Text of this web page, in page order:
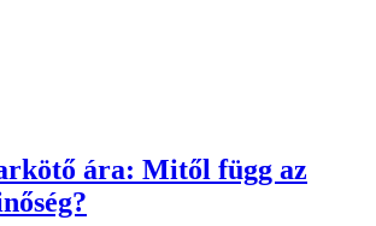
ára: Mitől függ az